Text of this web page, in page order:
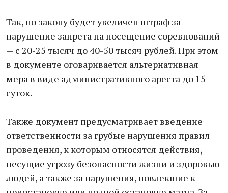
Так, по закону будет увеличен штраф за
нарушение запрета на посещение соревнований
— с 20-25 тысяч до 40-50 тысяч рублей. При этом
в документе оговаривается альтернативная
мера в виде административного ареста до 15
суток.
Также документ предусматривает введение
ответственности за грубые нарушения правил
проведения, к которым относятся действия,
несущие угрозу безопасности жизни и здоровью
людей, а также за нарушения, повлекшие к